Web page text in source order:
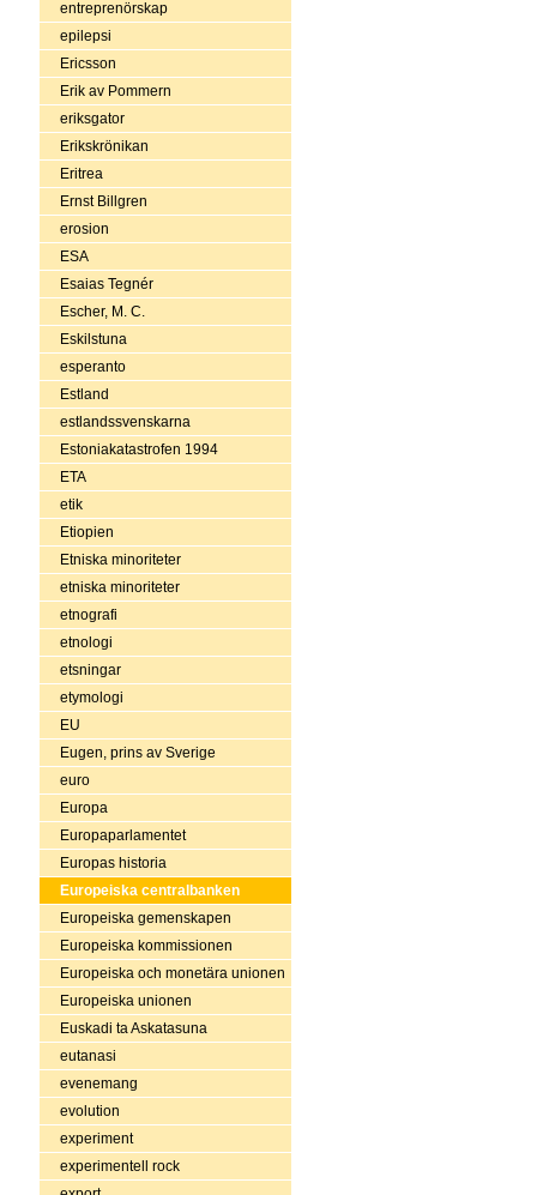
entreprenörskap
epilepsi
Ericsson
Erik av Pommern
eriksgator
Erikskrönikan
Eritrea
Ernst Billgren
erosion
ESA
Esaias Tegnér
Escher, M. C.
Eskilstuna
esperanto
Estland
estlandssvenskarna
Estoniakatastrofen 1994
ETA
etik
Etiopien
Etniska minoriteter
etniska minoriteter
etnografi
etnologi
etsningar
etymologi
EU
Eugen, prins av Sverige
euro
Europa
Europaparlamentet
Europas historia
Europeiska centralbanken
Europeiska gemenskapen
Europeiska kommissionen
Europeiska och monetära unionen
Europeiska unionen
Euskadi ta Askatasuna
eutanasi
evenemang
evolution
experiment
experimentell rock